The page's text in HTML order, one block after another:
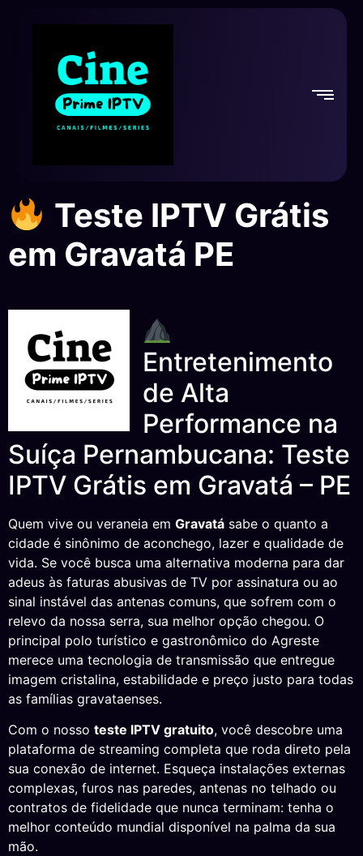
Teste IPTV Grátis
em Gravatá PE
Entretenimento
de Alta
Performance na
Suíça Pernambucana: Teste
IPTV Grátis em Gravatá – PE
Quem vive ou veraneia em Gravatá sabe o quanto a
cidade é sinônimo de aconchego, lazer e qualidade de
vida. Se você busca uma alternativa moderna para dar
adeus às faturas abusivas de TV por assinatura ou ao
sinal instável das antenas comuns, que sofrem com o
relevo da nossa serra, sua melhor opção chegou. O
principal polo turístico e gastronômico do Agreste
merece uma tecnologia de transmissão que entregue
imagem cristalina, estabilidade e preço justo para todas
as famílias gravataenses.
Com o nosso teste IPTV gratuito, você descobre uma
plataforma de streaming completa que roda direto pela
sua conexão de internet. Esqueça instalações externas
complexas, furos nas paredes, antenas no telhado ou
contratos de fidelidade que nunca terminam: tenha o
melhor conteúdo mundial disponível na palma da sua
mão.